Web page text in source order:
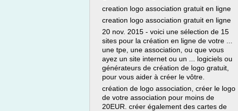
creation logo association gratuit en ligne
creation logo association gratuit en ligne
20 nov. 2015 - voici une sélection de 15
sites pour la création en ligne de votre ...
une tpe, une association, ou que vous
ayez un site internet ou un ... logiciels ou
générateurs de création de logo gratuit,
pour vous aider à créer le vôtre.
création de logo association, créer le logo
de votre association pour moins de
20EUR. créer également des cartes de